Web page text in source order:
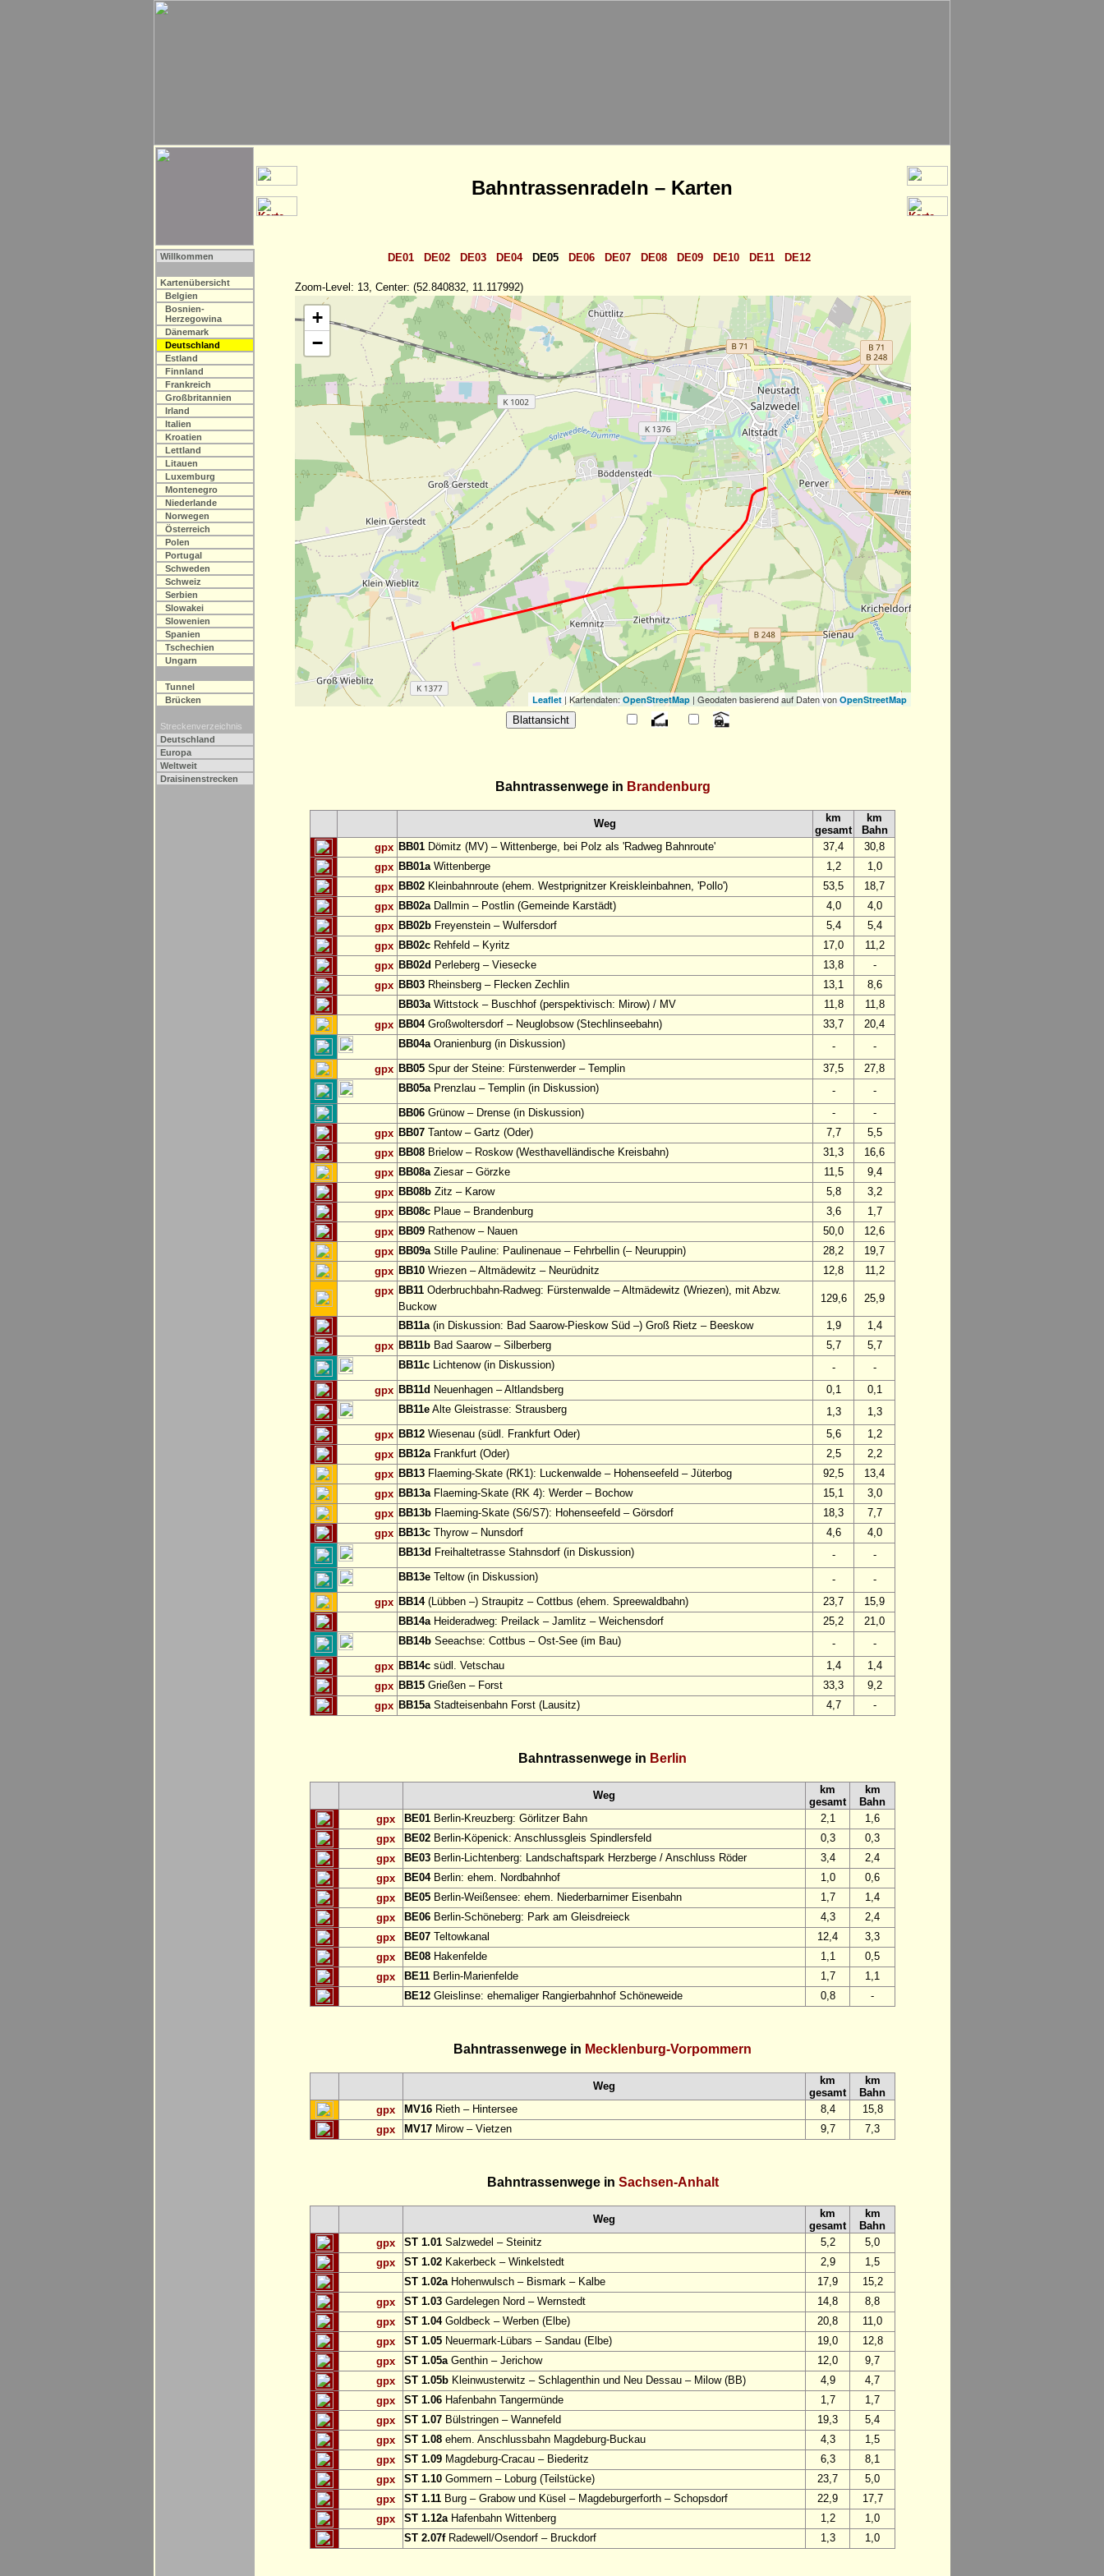
Bahntrassenradeln – Karten
Willkommen
Kartenübersicht
Belgien
Bosnien-
Herzegowina
Dänemark
Deutschland
Estland
Finnland
Frankreich
Großbritannien
Irland
Italien
Kroatien
Lettland
Litauen
Luxemburg
Montenegro
Niederlande
Norwegen
Österreich
Polen
Portugal
Schweden
Schweiz
Serbien
Slowakei
Slowenien
Spanien
Tschechien
Ungarn
Tunnel
Brücken
Streckenverzeichnis
Deutschland
Europa
Weltweit
Draisinenstrecken
DE01 DE02 DE03 DE04 DE05 DE06 DE07 DE08 DE09 DE10 DE11 DE12
Zoom-Level: 13, Center: (52.840832, 11.117992)
+
−
Leaflet| Kartendaten: OpenStreetMap| Geodaten basierend auf Daten von OpenStreetMap
Bahntrassenwege in Brandenburg
Weg
km
gesamt
km
Bahn
gpx BB01 Dömitz (MV) – Wittenberge, bei Polz als 'Radweg Bahnroute' 37,4
30,8
gpx BB01aWittenberge 1,2
1,0
gpx BB02 Kleinbahnroute (ehem. Westprignitzer Kreiskleinbahnen, 'Pollo') 53,5
18,7
gpx BB02aDallmin – Postlin (Gemeinde Karstädt) 4,0
4,0
gpx BB02b Freyenstein – Wulfersdorf 5,4
5,4
gpx BB02c Rehfeld – Kyritz 17,0
11,2
gpx BB02d Perleberg – Viesecke 13,8
-
gpx BB03 Rheinsberg – Flecken Zechlin 13,1
8,6
BB03aWittstock – Buschhof (perspektivisch: Mirow) / MV 11,8
11,8
gpx BB04Großwoltersdorf – Neuglobsow (Stechlinseebahn) 33,7
20,4
BB04aOranienburg (in Diskussion) -
-
gpx BB05 Spur der Steine: Fürstenwerder – Templin 37,5
27,8
BB05aPrenzlau – Templin (in Diskussion) -
-
BB06 Grünow – Drense (in Diskussion) -
-
gpx BB07 Tantow – Gartz (Oder) 7,7
5,5
gpx BB08 Brielow – Roskow (Westhavelländische Kreisbahn) 31,3
16,6
gpx BB08aZiesar – Görzke 11,5
9,4
gpx BB08b Zitz – Karow 5,8
3,2
gpx BB08c Plaue – Brandenburg 3,6
1,7
gpx BB09 Rathenow – Nauen 50,0
12,6
gpx BB09aStille Pauline: Paulinenaue – Fehrbellin (– Neuruppin) 28,2
19,7
gpx BB10 Wriezen – Altmädewitz – Neurüdnitz 12,8
11,2
gpx BB11 Oderbruchbahn-Radweg: Fürstenwalde – Altmädewitz (Wriezen), mit Abzw.
Buckow
129,6 25,9
BB11a(in Diskussion: Bad Saarow-Pieskow Süd –) Groß Rietz – Beeskow 1,9
1,4
gpx BB11b Bad Saarow – Silberberg 5,7
5,7
BB11c Lichtenow (in Diskussion) -
-
gpx BB11d Neuenhagen – Altlandsberg 0,1
0,1
BB11e Alte Gleistrasse: Strausberg 1,3
1,3
gpx BB12 Wiesenau (südl. Frankfurt Oder) 5,6
1,2
gpx BB12aFrankfurt (Oder) 2,5
2,2
gpx BB13 Flaeming-Skate (RK1): Luckenwalde – Hohenseefeld – Jüterbog 92,5
13,4
gpx BB13aFlaeming-Skate (RK 4): Werder – Bochow 15,1
3,0
gpx BB13b Flaeming-Skate (S6/S7): Hohenseefeld – Görsdorf 18,3
7,7
gpx BB13c Thyrow – Nunsdorf 4,6
4,0
BB13d Freihaltetrasse Stahnsdorf (in Diskussion) -
-
BB13e Teltow (in Diskussion) -
-
gpx BB14(Lübben –) Straupitz – Cottbus (ehem. Spreewaldbahn) 23,7
15,9
BB14aHeideradweg: Preilack – Jamlitz – Weichensdorf 25,2
21,0
BB14b Seeachse: Cottbus – Ost-See (im Bau) -
-
gpx BB14c südl. Vetschau 1,4
1,4
gpx BB15 Grießen – Forst 33,3
9,2
gpx BB15aStadteisenbahn Forst (Lausitz) 4,7 -
Bahntrassenwege in Berlin
Weg
km
gesamt
km
Bahn
gpx
BE01 Berlin-Kreuzberg: Görlitzer Bahn 2,1
1,6
gpx
BE02 Berlin-Köpenick: Anschlussgleis Spindlersfeld 0,3
0,3
gpx
BE03 Berlin-Lichtenberg: Landschaftspark Herzberge / Anschluss Röder 3,4
2,4
gpx
BE04Berlin: ehem. Nordbahnhof 1,0
0,6
gpx
BE05 Berlin-Weißensee: ehem. Niederbarnimer Eisenbahn 1,7
1,4
gpx
BE06 Berlin-Schöneberg: Park am Gleisdreieck 4,3
2,4
gpx
BE07 Teltowkanal 12,4
3,3
gpx
BE08 Hakenfelde 1,1
0,5
gpx
BE11 Berlin-Marienfelde 1,7
1,1
BE12 Gleislinse: ehemaliger Rangierbahnhof Schöneweide 0,8 -
Bahntrassenwege in Mecklenburg-Vorpommern
Weg
km
gesamt
km
Bahn
gpx
MV16 Rieth – Hintersee 8,4
15,8
gpx
MV17 Mirow – Vietzen 9,7 7,3
Bahntrassenwege in Sachsen-Anhalt
Weg
km
gesamt
km
Bahn
gpx
ST 1.01 Salzwedel – Steinitz 5,2
5,0
gpx
ST 1.02 Kakerbeck – Winkelstedt 2,9
1,5
ST 1.02aHohenwulsch – Bismark – Kalbe 17,9
15,2
gpx
ST 1.03 Gardelegen Nord – Wernstedt 14,8
8,8
gpx
ST 1.04Goldbeck – Werben (Elbe) 20,8
11,0
gpx
ST 1.05 Neuermark-Lübars – Sandau (Elbe) 19,0
12,8
gpx
ST 1.05aGenthin – Jerichow 12,0
9,7
gpx
ST 1.05b Kleinwusterwitz – Schlagenthin und Neu Dessau – Milow (BB) 4,9
4,7
gpx
ST 1.06 Hafenbahn Tangermünde 1,7
1,7
gpx
ST 1.07 Bülstringen – Wannefeld 19,3
5,4
gpx
ST 1.08 ehem. Anschlussbahn Magdeburg-Buckau 4,3
1,5
gpx
ST 1.09 Magdeburg-Cracau – Biederitz 6,3
8,1
gpx
ST 1.10 Gommern – Loburg (Teilstücke) 23,7
5,0
gpx
ST 1.11 Burg – Grabow und Küsel – Magdeburgerforth – Schopsdorf 22,9
17,7
gpx
ST 1.12aHafenbahn Wittenberg 1,2
1,0
ST 2.07fRadewell/Osendorf – Bruckdorf 1,3 1,0